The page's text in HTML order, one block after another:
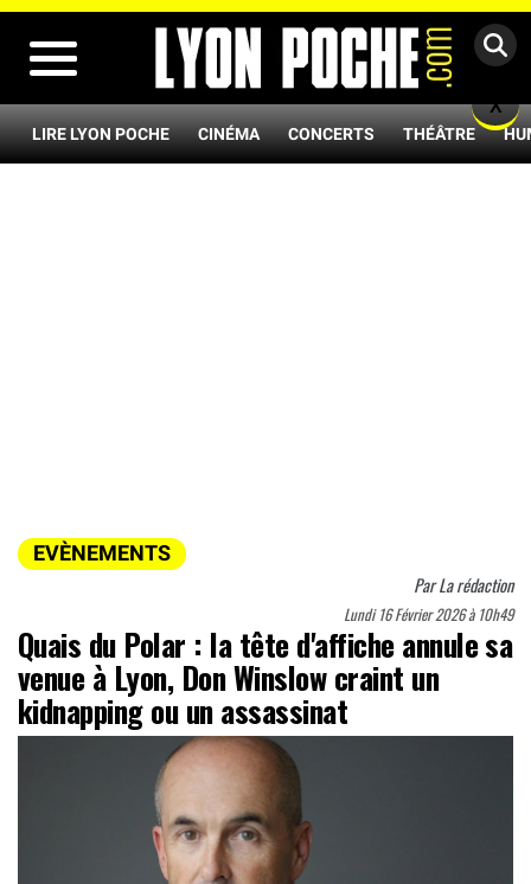
LIRE LYON POCHE CINÉMA CONCERTS THÉÂTRE
EVÈNEMENTS
ParLa rédaction
Lundi 16 Février 2026 à 10h49
Quais du Polar : la tête d'affiche annule sa
venue à Lyon, Don Winslow craint un
kidnapping ou un assassinat
X